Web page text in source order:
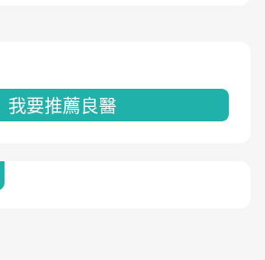
我要推薦良醫